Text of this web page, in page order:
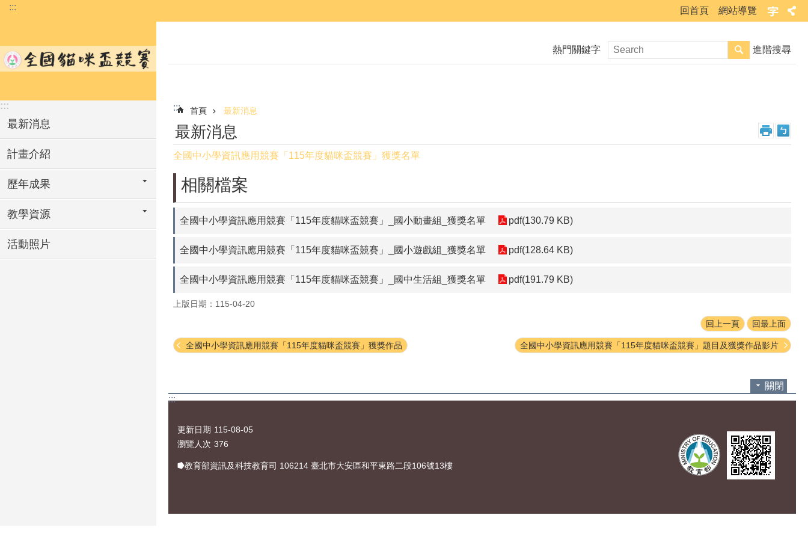
跳到主要內容區塊
::: 回首頁 網站導覽
:::
最新消息
計畫介紹
歷年成果
教學資源
活動照片
熱門關鍵字 進階搜尋
::: 首頁 最新消息
最新消息
全國中小學資訊應用競賽「115年度貓咪盃競賽」獲獎名單
相關檔案
全國中小學資訊應用競賽「115年度貓咪盃競賽」_國小動畫組_獲獎名單 pdf(130.79 KB)
全國中小學資訊應用競賽「115年度貓咪盃競賽」_國小遊戲組_獲獎名單 pdf(128.64 KB)
全國中小學資訊應用競賽「115年度貓咪盃競賽」_國中生活組_獲獎名單 pdf(191.79 KB)
上版日期：115-04-20
回上一頁 回最上面
全國中小學資訊應用競賽「115年度貓咪盃競賽」獲獎作品 全國中小學資訊應用競賽「115年度貓咪盃競賽」題目及獲獎作品影片
關閉
:::
更新日期 115-08-05
瀏覽人次 376
⭓教育部資訊及科技教育司 106214 臺北市大安區和平東路二段106號13樓